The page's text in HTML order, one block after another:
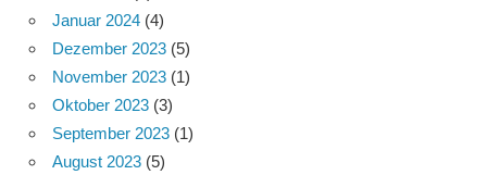
Januar 2024 (4)
Dezember 2023 (5)
November 2023 (1)
Oktober 2023 (3)
September 2023 (1)
August 2023 (5)